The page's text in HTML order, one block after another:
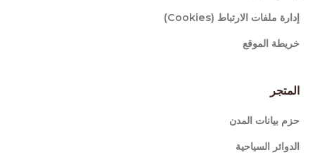
إدارة ملفات الارتباط (Cookies)
خريطة الموقع
المتجر
حزم بيانات المدن
الدوائر السياحية